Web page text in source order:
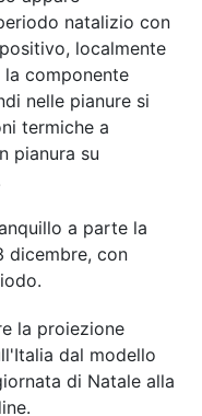
natalizio con
localmente
componente
nelle pianure si
termiche a
pianura su
a parte la
dicembre, con
la proiezione
dal modello
di Natale alla